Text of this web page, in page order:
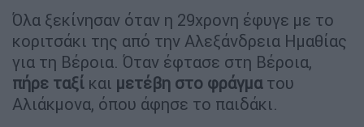
Όλα ξεκίνησαν όταν η 29χρονη έφυγε με το
κοριτσάκι της από την Αλεξάνδρεια Ημαθίας
για τη Βέροια. Όταν έφτασε στη Βέροια,
πήρε ταξί και μετέβη στο φράγματου
Αλιάκμονα, όπου άφησε το παιδάκι.